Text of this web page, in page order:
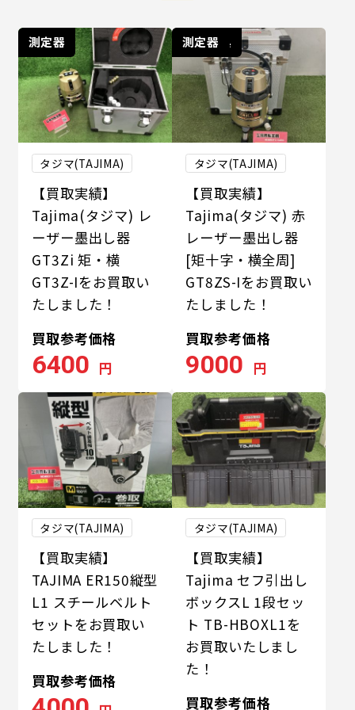
測定器
タジマ(TAJIMA)
【買取実績】
Tajima(タジマ) レ
ーザー墨出し器
GT3Zi 矩・横
GT3Z-Iをお買取い
たしました！
買取参考価格
6400 円
電動工具
測定器
タジマ(TAJIMA)
【買取実績】
Tajima(タジマ) 赤
レーザー墨出し器
[矩十字・横全周]
GT8ZS-Iをお買取い
たしました！
買取参考価格
9000 円
タジマ(TAJIMA)
【買取実績】
TAJIMA ER150縦型
L1 スチールベルト
セットをお買取い
たしました！
買取参考価格
タジマ(TAJIMA)
【買取実績】
Tajima セフ引出し
ボックスL 1段セッ
ト TB-HBOXL1を
お買取いたしまし
た！
買取参考価格